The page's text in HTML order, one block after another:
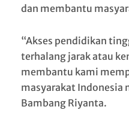
dan membantu
“Akses pendidikan
terhalang jarak atau
membantu kami
masyarakat Indonesia
Bambang Riyanta.